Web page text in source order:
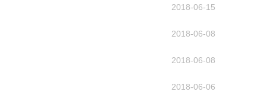
2018-06-15
2018-06-08
2018-06-08
2018-06-06